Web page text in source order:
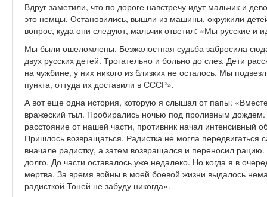
Вдруг заметили, что по дороге навстречу идут мальчик и
это немцы. Остановились, вышли из машины, окружили
вопрос, куда они следуют, мальчик ответил: «Мы русские и
Мы были ошеломлены. Безжалостная судьба забросила
двух русских детей. Трогательно и больно до слез. Дети
на чужбине, у них никого из близких не осталось. Мы
пункта, оттуда их доставили в СССР».
А вот еще одна история, которую я слышал от папы:
вражеский тыл. Пробирались ночью под проливным дождем.
расстояние от нашей части, противник начал интенсивный
Пришлось возвращаться. Радистка не могла передвигаться
вначале радистку, а затем возвращался и переносил
долго. До части оставалось уже недалеко. Но когда я в
мертва. За время войны в моей боевой жизни выдалось
радисткой Тоней не забуду никогда».